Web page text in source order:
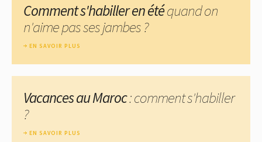
Comment s'habiller en étéquand on
n'aime pas ses jambes ?
EN SAVOIR PLUS
Vacances au Maroc: comment s'habiller
?
EN SAVOIR PLUS